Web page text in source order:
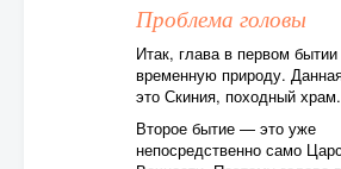
Проблема головы
Итак, глава в первом
временную природу.
это Скиния, походный храм.
Второе бытие — это уже
непосредственно само